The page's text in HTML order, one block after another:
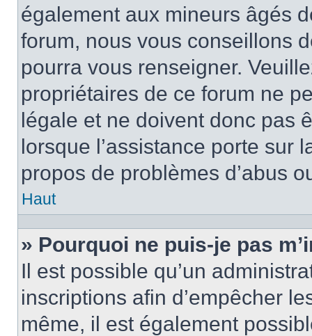
également aux mineurs âgés
forum, nous vous conseillons
pourra vous renseigner.
propriétaires de ce forum ne
légale et ne doivent donc pas
lorsque l’assistance porte sur
propos de problèmes d’abus
Haut
» Pourquoi ne puis-je pas
Il est possible qu’un
inscriptions afin d’empêcher
même, il est également